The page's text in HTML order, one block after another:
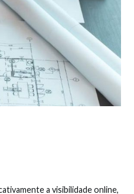
a visibilidade online,